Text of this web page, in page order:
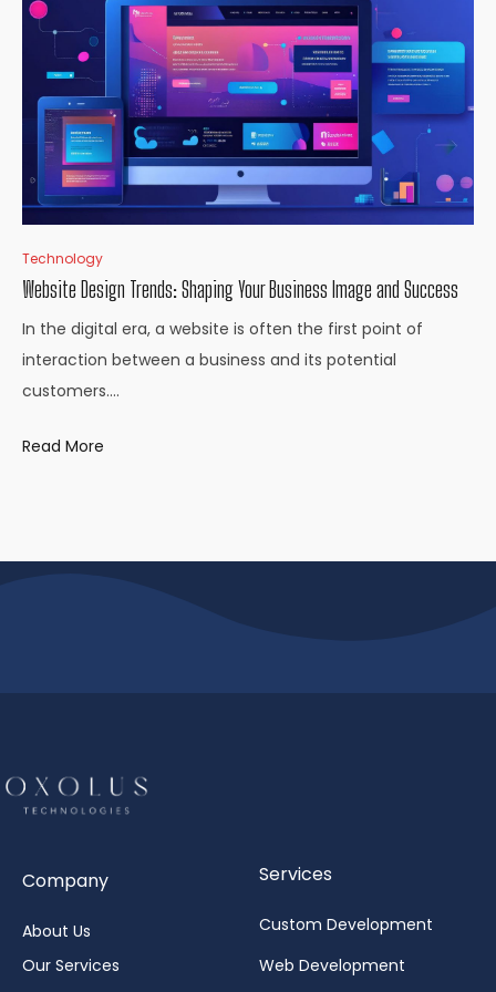
Technology
Website Design Trends: Shaping Your Business Image and Success
In the digital era, a website is often the first point of
interaction between a business and its potential
customers.…
Read More
Company
About Us
Our Services
Services
Custom Development
Web Development